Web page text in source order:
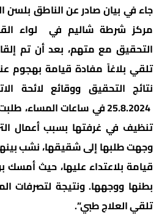
جاء في بيان صادر عن الناطق بلسن
مركز شرطة شاليم في لواء
التحقيق مع متهم، بعد أن تم
تلقي بلاغاً مفادة قيامة
نتائج التحقيق ووقائع لائحة
25.8.2024 في ساعات المساء،
تنظيف في غرفتها بسبب أعمال
وجهت طلبها إلى شقيقها، نشب
قيامة بلاعتداء عليها، حيث أمسك
بطنها ووجهها. ونتيجة لتصرفات
تلقي العلاج طبي”.